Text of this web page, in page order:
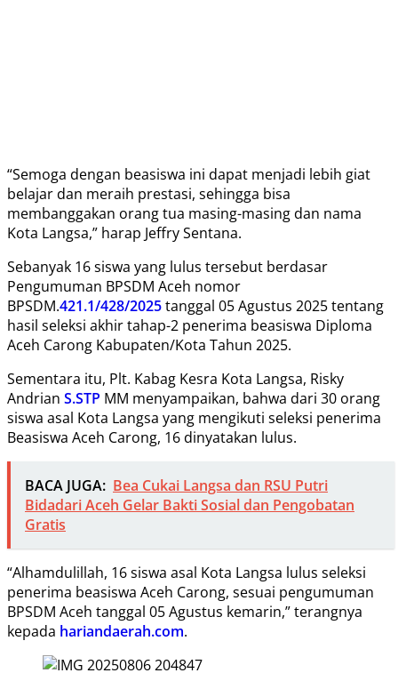
“Semoga dengan beasiswa ini dapat menjadi lebih giat
belajar dan meraih prestasi, sehingga bisa
membanggakan orang tua masing-masing dan nama
Kota Langsa,” harap Jeffry Sentana.
Sebanyak 16 siswa yang lulus tersebut berdasar
Pengumuman BPSDM Aceh nomor
BPSDM.421.1/428/2025tanggal 05 Agustus 2025 tentang
hasil seleksi akhir tahap-2 penerima beasiswa Diploma
Aceh Carong Kabupaten/Kota Tahun 2025.
Sementara itu, Plt. Kabag Kesra Kota Langsa, Risky
Andrian S.STP MM menyampaikan, bahwa dari 30 orang
siswa asal Kota Langsa yang mengikuti seleksi penerima
Beasiswa Aceh Carong, 16 dinyatakan lulus.
BACA JUGA: Bea Cukai Langsa dan RSU Putri
Bidadari Aceh Gelar Bakti Sosial dan Pengobatan
Gratis
“Alhamdulillah, 16 siswa asal Kota Langsa lulus seleksi
penerima beasiswa Aceh Carong, sesuai pengumuman
BPSDM Aceh tanggal 05 Agustus kemarin,” terangnya
kepada hariandaerah.com.